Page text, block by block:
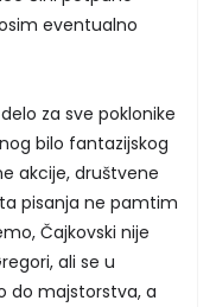
eventualno
za sve poklonike
bilo fantazijskog
akcije, društvene
pisanja ne pamtim
Čajkovski nije
ali se u
do majstorstva, a